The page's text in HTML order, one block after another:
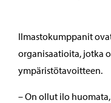
Ilmastokumppanit
organisaatioita, jotka
ympäristötavoitteen.
– On ollut ilo